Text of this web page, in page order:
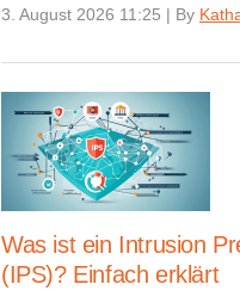
3. August 2026 11:25 | By
Was ist ein Intrusion
(IPS)? Einfach erklärt